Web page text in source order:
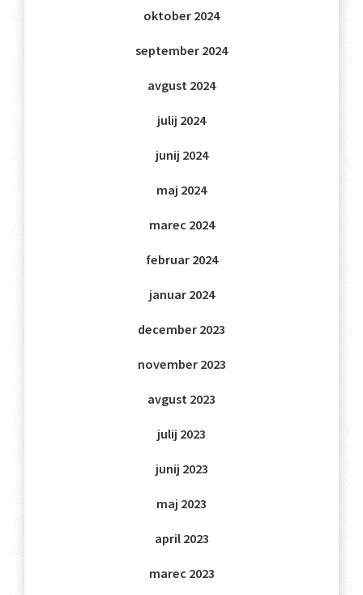
oktober 2024
september 2024
avgust 2024
julij 2024
junij 2024
maj 2024
marec 2024
februar 2024
januar 2024
december 2023
november 2023
avgust 2023
julij 2023
junij 2023
maj 2023
april 2023
marec 2023